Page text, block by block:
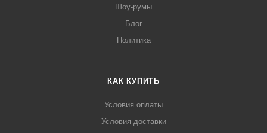
Шоу-румы
Блог
Политика
КАК КУПИТЬ
Условия оплаты
Условия доставки